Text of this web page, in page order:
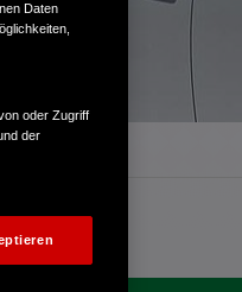
Daten
oder Zugriff
der